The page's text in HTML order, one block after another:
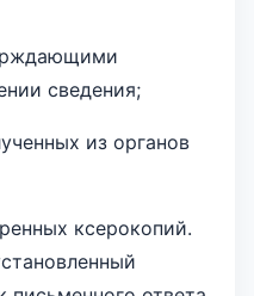
сведения;
из органов
ксерокопий.